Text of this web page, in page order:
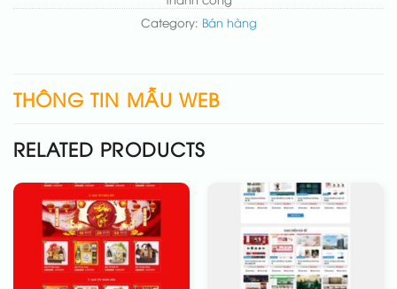
Category: Bán hàng
THÔNG TIN MẪU WEB
RELATED PRODUCTS